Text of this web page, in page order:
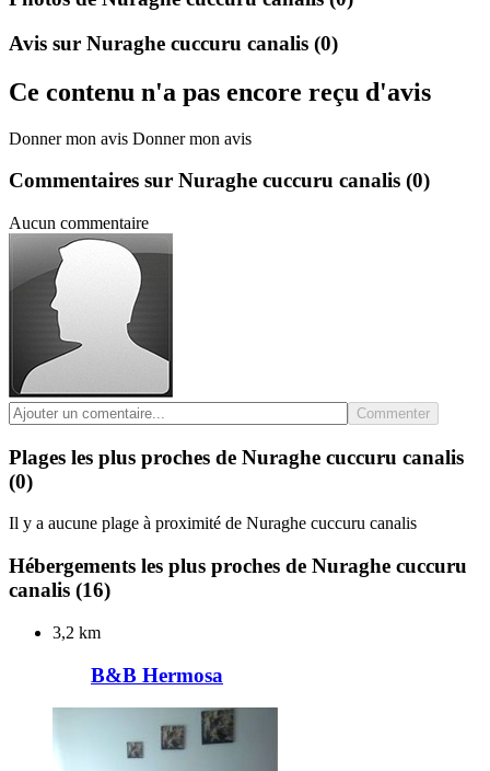
Avis sur Nuraghe cuccuru canalis (0)
Ce contenu n'a pas encore reçu d'avis
Donner mon avis Donner mon avis
Commentaires sur Nuraghe cuccuru canalis (0)
Aucun commentaire
Commenter
Plages les plus proches de Nuraghe cuccuru canalis
(0)
Il y a aucune plage à proximité de Nuraghe cuccuru canalis
Hébergements les plus proches de Nuraghe cuccuru
canalis (16)
3,2 km
B&B Hermosa